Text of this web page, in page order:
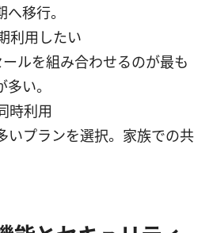
移行。
利用したい
ルを組み合わせるのが最も
い。
時利用
いプランを選択。家族での共